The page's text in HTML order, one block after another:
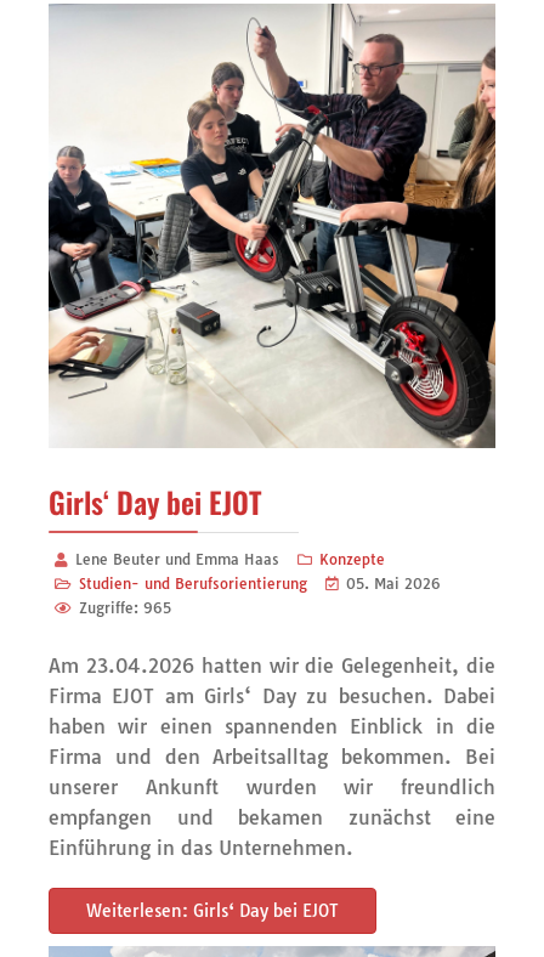
Girls‘ Day bei EJOT
Lene Beuter und Emma Haas
Konzepte
Studien- und Berufsorientierung
05. Mai 2026
Zugriffe: 965
Am 23.04.2026 hatten wir die Gelegenheit, die
Firma EJOT am Girls‘ Day zu besuchen. Dabei
haben wir einen spannenden Einblick in die
Firma und den Arbeitsalltag bekommen. Bei
unserer Ankunft wurden wir freundlich
empfangen und bekamen zunächst eine
Einführung in das Unternehmen.
Weiterlesen: Girls‘ Day bei EJOT